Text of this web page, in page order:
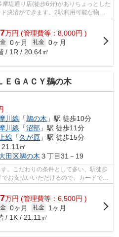
堤通り店(徒歩6分)がありちょっとした
決済ができます。2駅利用可能な物件
...
万円 (管理費等：8,000円 )
0ヶ月 礼金 0ヶ月
/ 1R / 20.64㎡
ＥＧＡＣＹ鵜の木
川線 「鵜の木 」駅 徒歩10分
川線 「沼部 」駅 徒歩11分
線 「久が原 」駅 徒歩15分
㎡
田区鵜の木 ３丁目31－19
。こだわりの条件として多い、駅徒歩
お支払いいただけるので、カードで決
用...
万円 (管理費等：6,500円 )
0ヶ月 礼金
1ヶ月
/ 1K / 21.11㎡